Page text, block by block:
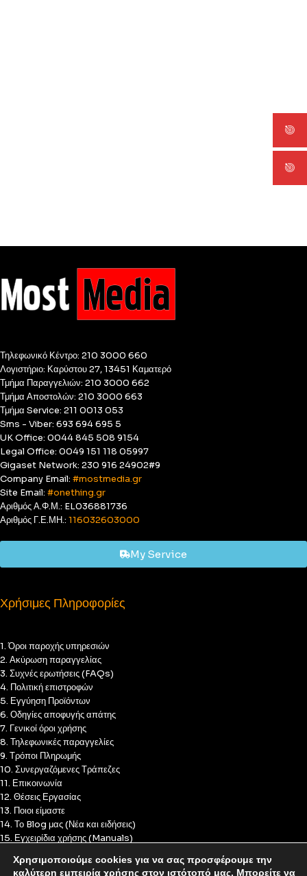
Τηλεφωνικό Κέντρο: 210 3000 660
Λογιστήριο: Καρύστου 27, 13451 Καματερό
Τμήμα Παραγγελιών: 210 3000 662
Τμήμα Αποστολών: 210 3000 663
Τμήμα Service: 211 0013 053
Sms - Viber: 693 694 695 5
UK Office: 0044 845 508 9154
Legal Office: 0049 151 118 05997
Gigaset Network: 230 916 24902#9
Company Email: #mostmedia.gr
Site Email: #onething.gr
Αριθμός Α.Φ.Μ.: EL036881736
Αριθμός Γ.Ε.ΜΗ.: 116032603000
My Service
Χρήσιμες Πληροφορίες
1. Όροι παροχής υπηρεσιών
2. Ακύρωση παραγγελίας
3. Συχνές ερωτήσεις (FAQs)
4. Πολιτική επιστροφών
5. Εγγύηση Προϊόντων
6. Οδηγίες αποφυγής απάτης
7. Γενικοί όροι χρήσης
8. Τηλεφωνικές παραγγελίες
9. Τρόποι Πληρωμής
10. Συνεργαζόμενες Τράπεζες
11. Επικοινωνία
12. Θέσεις Εργασίας
13. Ποιοι είμαστε
14. Το Blog μας (Νέα και ειδήσεις)
15. Εγχειρίδια χρήσης (Manuals)
17. Πολιτική Cookies
Χρησιμοποιούμε cookies για να σας προσφέρουμε την
καλύτερη εμπειρία χρήσης στον ιστότοπό μας. Μπορείτε να